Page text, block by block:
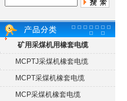
矿用采煤机用橡套电缆
MCPTJ采煤机橡套电缆
MCPT采煤机橡套电缆
MCP采煤机橡套电缆